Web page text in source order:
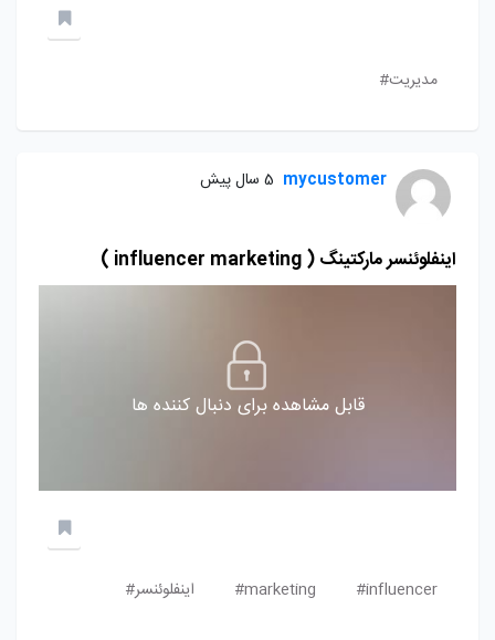
مدیریت#
mycustomer 5 سال پیش
اینفلوئنسر مارکتینگ ( influencer marketing )
قابل مشاهده برای دنبال کننده ها
influencer#
marketing# اینفلوئنسر#